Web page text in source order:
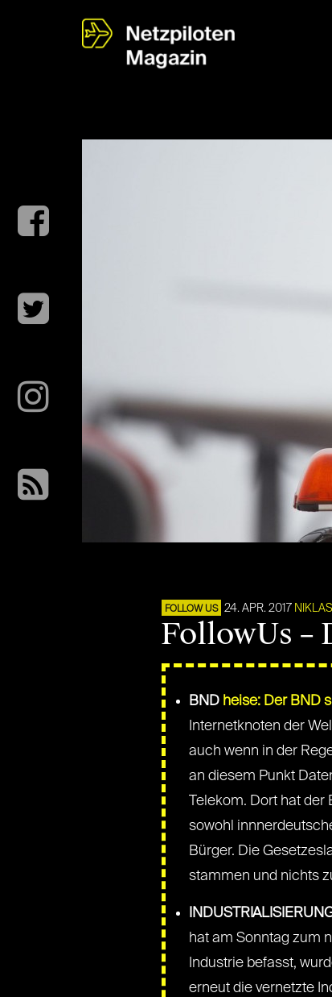
FOLLOW US 24. APR. 2017
FollowUs –
BND heise: Der BND
Internetknoten der
auch wenn in der
an diesem Punkt
Telekom. Dort hat
sowohl
Bürger. Die
stammen und nichts
hat am Sonntag zum
Industrie befasst,
erneut die vernetzte